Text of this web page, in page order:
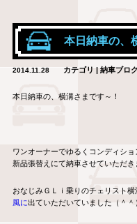
本日納車の、
2014.11.28 カテゴリ | 納車ブロ
本日納車の、横溝さまです～！
ワンオーナーでゆるくコンディシ
新品張替えにて納車させていただ
おなじみＧＬｉ乗りのチェリスト
風に出ていただいていました（＾＾